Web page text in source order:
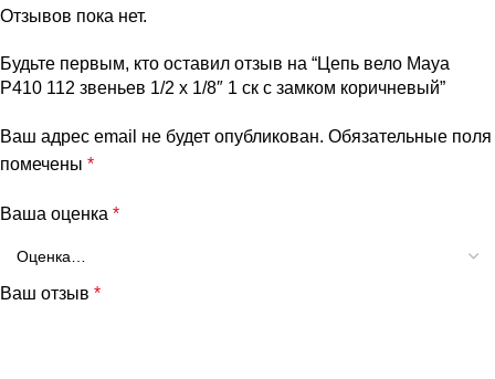
Отзывов пока нет.
Будьте первым, кто оставил отзыв на “Цепь вело Maya
P410 112 звеньев 1/2 х 1/8″ 1 ск с замком коричневый”
Ваш адрес email не будет опубликован. Обязательные поля
помечены *
Ваша оценка *
Ваш отзыв *